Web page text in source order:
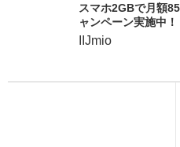
スマホ2GBで月額
ャンペーン実施中！
IIJmio